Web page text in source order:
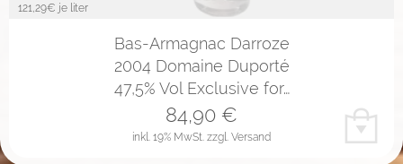
121,29€ je liter
Bas-Armagnac Darroze
2004 Domaine Duporté
47,5% Vol Exclusive for…
inkl. 19% MwSt. zzgl. Versand
84,90 €